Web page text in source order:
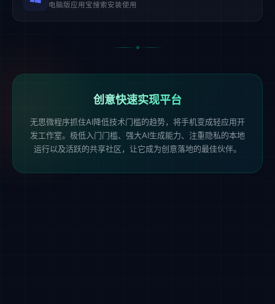
电脑版应用宝搜索安装使用
创意快速实现平台
无思微程序抓住AI降低技术门槛的趋势，将手机变成轻应用开
发工作室。极低入门门槛、强大AI生成能力、注重隐私的本地
运行以及活跃的共享社区，让它成为创意落地的最佳伙伴。